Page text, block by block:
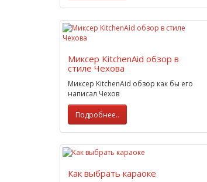
Миксер KitchenAid обзор в
стиле Чехова
Миксер KitchenAid обзор как бы его
написал Чехов
Подробнее..
Как выбрать караоке